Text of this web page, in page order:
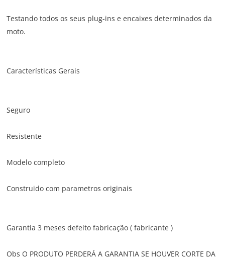
Testando todos os seus plug-ins e encaixes determinados da
moto.
Características Gerais
Seguro
Resistente
Modelo completo
Construido com parametros originais
Garantia 3 meses defeito fabricação ( fabricante )
Obs O PRODUTO PERDERÁ A GARANTIA SE HOUVER CORTE DA